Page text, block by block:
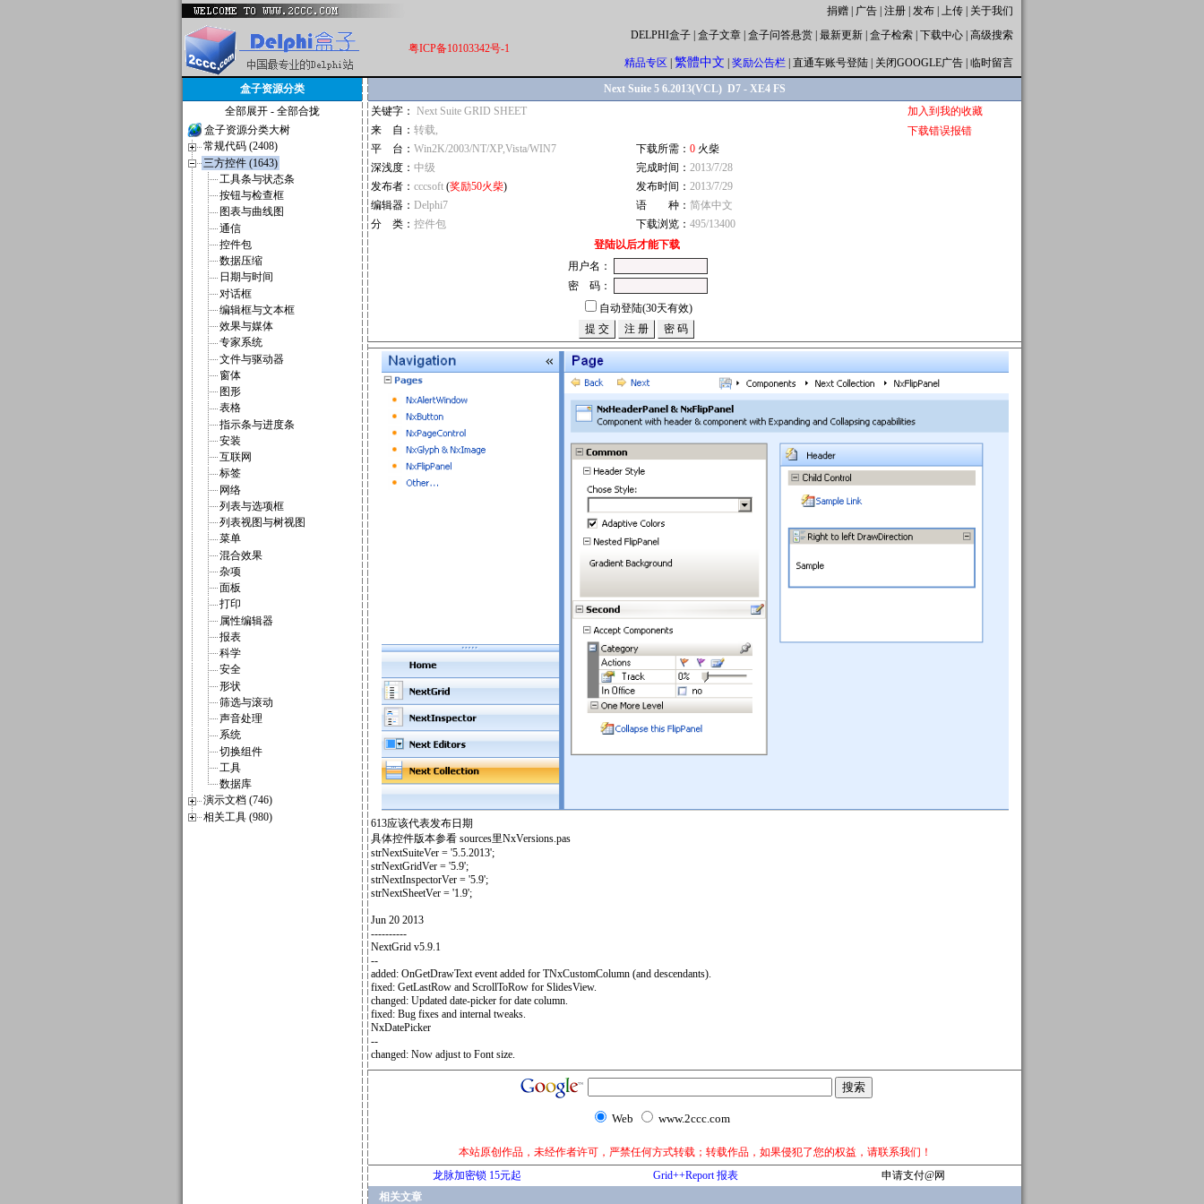
捐赠 广告 注册 发布 上传 关于我们
粤ICP备10103342号-1
DELPHI盒子 盒子文章 盒子问答悬赏 最新更新 盒子检索 下载中心 高级搜索
精品专区 繁體中文 奖励公告栏 直通车账号登陆 关闭GOOGLE广告 临时留言
盒子资源分类
全部展开 - 全部合拢
盒子资源分类大树
常规代码 (2408)
三方控件 (1643)
工具条与状态条
按钮与检查框
图表与曲线图
通信
控件包
数据压缩
日期与时间
对话框
编辑框与文本框
效果与媒体
专家系统
文件与驱动器
窗体
图形
表格
指示条与进度条
安装
互联网
标签
网络
列表与选项框
列表视图与树视图
菜单
混合效果
杂项
面板
打印
属性编辑器
报表
科学
安全
形状
筛选与滚动
声音处理
系统
切换组件
工具
数据库
演示文档 (746)
相关工具 (980)
Next Suite 5 6.2013(VCL) D7 - XE4 FS
关键字： Next Suite GRID SHEET
来 自： 转载,
平 台： Win2K/2003/NT/XP,Vista/WIN7 下载所需： 0 火柴
深浅度： 中级 完成时间： 2013/7/28
发布者： cccsoft (奖励50火柴) 发布时间： 2013/7/29
编辑器： Delphi7 语 种： 简体中文
分 类： 控件包 下载浏览： 495/13400
加入到我的收藏
下载错误报错
登陆以后才能下载
用户名：
密 码：
自动登陆(30天有效)
613应该代表发布日期
具体控件版本参看 sources里NxVersions.pas
strNextSuiteVer = '5.5.2013';
strNextGridVer = '5.9';
strNextInspectorVer = '5.9';
strNextSheetVer = '1.9';
Jun 20 2013
----------
NextGrid v5.9.1
--
added: OnGetDrawText event added for TNxCustomColumn (and descendants).
fixed: GetLastRow and ScrollToRow for SlidesView.
changed: Updated date-picker for date column.
fixed: Bug fixes and internal tweaks.
NxDatePicker
--
changed: Now adjust to Font size.
Web www.2ccc.com
本站原创作品，未经作者许可，严禁任何方式转载；转载作品，如果侵犯了您的权益，请联系我们 ！
龙脉加密锁 15元起
Grid++Report 报表
申请支付@网
相关文章